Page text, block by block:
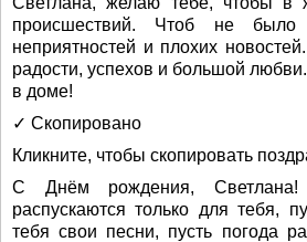
происшествий. Чтоб не
неприятностей и плохих
радости, успехов и большой
в доме!
✓ Скопировано
Кликните, чтобы скопировать
С Днём рождения,
распускаются только для тебя,
тебя свои песни, пусть погода